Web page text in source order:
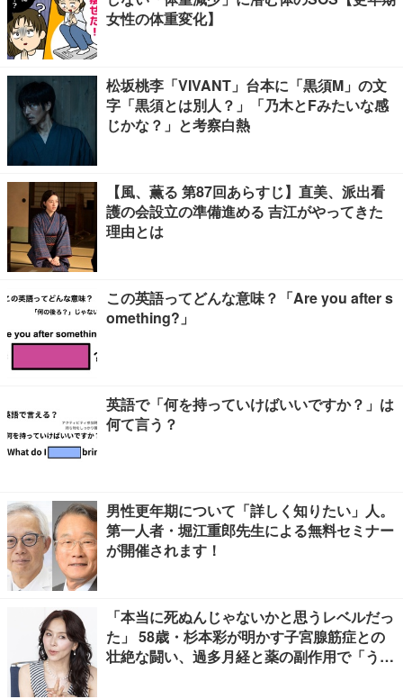
女性の体重変化】
松坂桃李「VIVANT」台本に「黒須M」の文
字「黒須とは別人？」「乃木とFみたいな感
じかな？」と考察白熱
【風、薫る 第87回あらすじ】直美、派出看
護の会設立の準備進める 吉江がやってきた
理由とは
この英語ってどんな意味？「Are you after s
omething?」
英語で「何を持っていけばいいですか？」は
何て言う？
男性更年期について「詳しく知りたい」人。
第一人者・堀江重郎先生による無料セミナー
が開催されます！
「本当に死ぬんじゃないかと思うレベルだっ
た」 58歳・杉本彩が明かす子宮腺筋症との
壮絶な闘い、過多月経と薬の副作用で「うつ